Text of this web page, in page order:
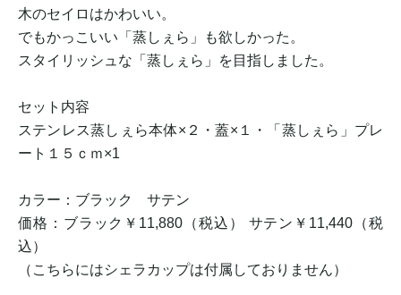
木のセイロはかわいい。
でもかっこいい「蒸しぇら」も欲しかった。
スタイリッシュな「蒸しぇら」を目指しました。
セット内容
ステンレス蒸しぇら本体×２・蓋×１・「蒸しぇら」プレ
ート１５ｃｍ×1
カラー：ブラック サテン
価格：ブラック￥11,880（税込） サテン￥11,440（税
込）
（こちらにはシェラカップは付属しておりません）